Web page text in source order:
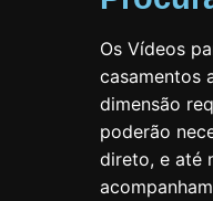
Os Vídeos
casamentos
dimensão
poderão
direto, e até